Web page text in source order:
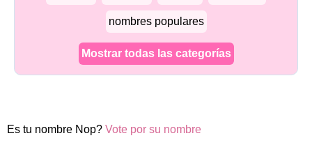
nombres populares
Mostrar todas las categorías
Es tu nombre Nop? Vote por su nombre